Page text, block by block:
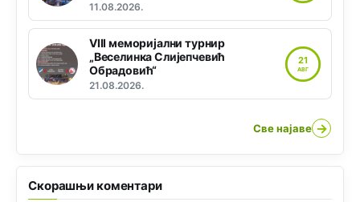
11.08.2026.
VIII меморијални турнир
„Веселинка Слијепчевић
Обрадовић“
21.08.2026.
21
АВГ
Све најаве →
Скорашњи коментари